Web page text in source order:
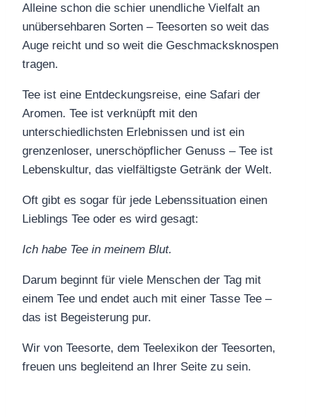
Alleine schon die schier unendliche Vielfalt an
unübersehbaren Sorten – Teesorten so weit das
Auge reicht und so weit die Geschmacksknospen
tragen.
Tee ist eine Entdeckungsreise, eine Safari der
Aromen. Tee ist verknüpft mit den
unterschiedlichsten Erlebnissen und ist ein
grenzenloser, unerschöpflicher Genuss – Tee ist
Lebenskultur, das vielfältigste Getränk der Welt.
Oft gibt es sogar für jede Lebenssituation einen
Lieblings Tee oder es wird gesagt:
Ich habe Tee in meinem Blut.
Darum beginnt für viele Menschen der Tag mit
einem Tee und endet auch mit einer Tasse Tee –
das ist Begeisterung pur.
Wir von Teesorte, dem Teelexikon der Teesorten,
freuen uns begleitend an Ihrer Seite zu sein.